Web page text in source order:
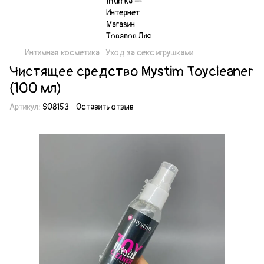
Интимная косметика Уход за секс игрушками
Чистящее средство Mystim Toycleaner
(100 мл)
Артикул: SO8153 Оставить отзыв